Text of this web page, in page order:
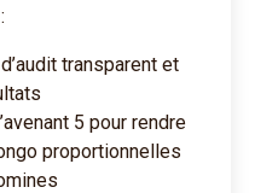
transparent et
5 pour rendre
proportionnelles